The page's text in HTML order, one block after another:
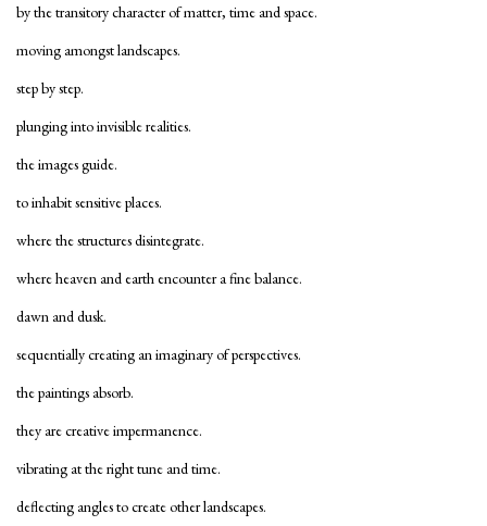
by the transitory character of matter, time and space.
moving amongst landscapes.
step by step.
plunging into invisible realities.
the images guide.
to inhabit sensitive places.
where the structures disintegrate.
where heaven and earth encounter a fine balance.
dawn and dusk.
sequentially creating an imaginary of perspectives.
the paintings absorb.
they are creative impermanence.
vibrating at the right tune and time.
deflecting angles to create other landscapes.